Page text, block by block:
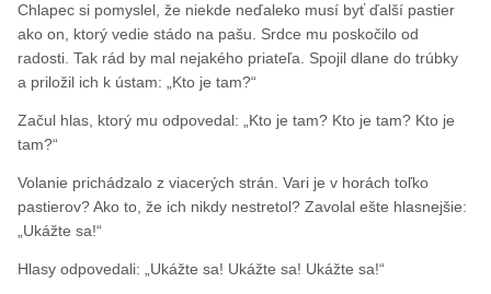
Chlapec si pomyslel, že niekde neďaleko musí byť ďalší pastier
ako on, ktorý vedie stádo na pašu. Srdce mu poskočilo od
radosti. Tak rád by mal nejakého priateľa. Spojil dlane do trúbky
a priložil ich k ústam: „Kto je tam?“
Začul hlas, ktorý mu odpovedal: „Kto je tam? Kto je tam? Kto je
tam?“
Volanie prichádzalo z viacerých strán. Vari je v horách toľko
pastierov? Ako to, že ich nikdy nestretol? Zavolal ešte hlasnejšie:
„Ukážte sa!“
Hlasy odpovedali: „Ukážte sa! Ukážte sa! Ukážte sa!“